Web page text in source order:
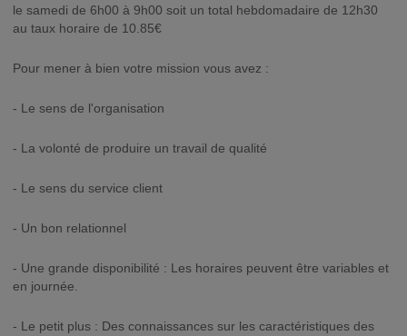
le samedi de 6h00 à 9h00 soit un total hebdomadaire de 12h30
au taux horaire de 10.85€
Pour mener à bien votre mission vous avez :
- Le sens de l'organisation
- La volonté de produire un travail de qualité
- Le sens du service client
- Un bon relationnel
- Une grande disponibilité : Les horaires peuvent être variables et
en journée.
- Le petit plus : Des connaissances sur les caractéristiques des